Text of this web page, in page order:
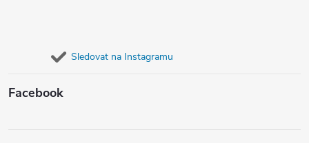
Sledovat na Instagramu
Facebook